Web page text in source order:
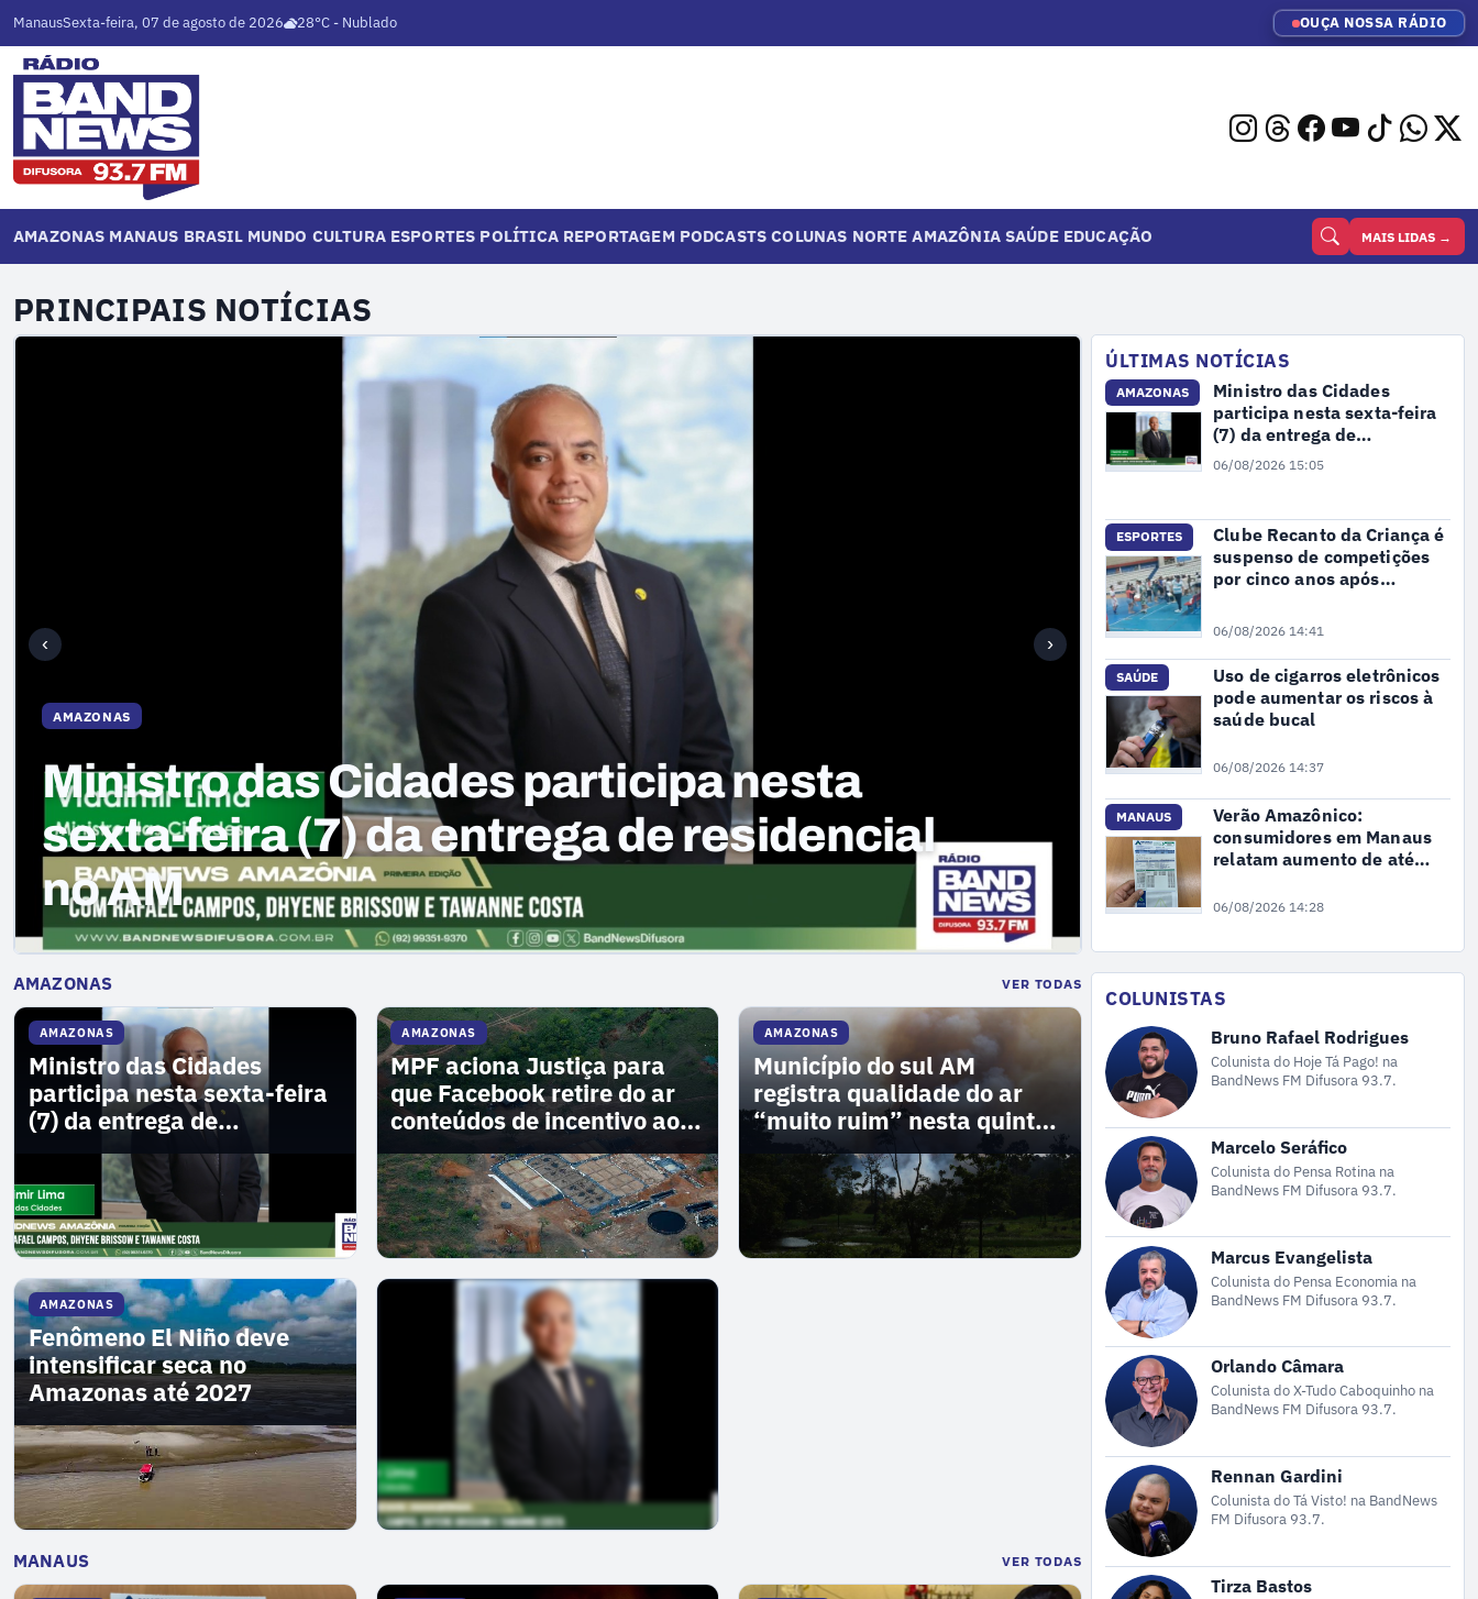
ManausSexta-feira, 07 de agosto de 2026 28°C - Nublado OUÇA NOSSA RÁDIO
AMAZONAS MANAUS BRASIL MUNDO CULTURA ESPORTES POLÍTICA REPORTAGEM PODCASTS COLUNAS NORTE AMAZÔNIA SAÚDE EDUCAÇÃO MAIS LIDAS →
PRINCIPAIS NOTÍCIAS
ESPORTES
Clube Recanto da Criança é suspenso de
competições por cinco anos após
confusão em jogo
‹ ›
ÚLTIMAS NOTÍCIAS
AMAZONAS
Ministro das Cidades
participa nesta sexta-feira
(7) da entrega de
residencial no AM
06/08/2026 15:05
ESPORTES
Clube Recanto da Criança é
suspenso de competições
por cinco anos após
06/08/2026 14:41
SAÚDE
Uso de cigarros eletrônicos
pode aumentar os riscos à
saúde bucal
06/08/2026 14:37
MANAUS
Verão Amazônico:
consumidores em Manaus
relatam aumento de até
06/08/2026 14:28
COLUNISTAS
Bruno Rafael Rodrigues
Colunista do Hoje Tá Pago! na
BandNews FM Difusora 93.7.
Marcelo Seráfico
Colunista do Pensa Rotina na
BandNews FM Difusora 93.7.
Marcus Evangelista
Colunista do Pensa Economia na
BandNews FM Difusora 93.7.
Orlando Câmara
Colunista do X-Tudo Caboquinho na
BandNews FM Difusora 93.7.
Rennan Gardini
Colunista do Tá Visto! na BandNews
FM Difusora 93.7.
Tirza Bastos
AMAZONAS VER TODAS
AMAZONAS
Ministro das Cidades
participa nesta sexta-feira
(7) da entrega de
residencial no AM
AMAZONAS
MPF aciona Justiça para
que Facebook retire do ar
conteúdos de incentivo ao
garimpo
AMAZONAS
Município do sul AM
registra qualidade do ar
“muito ruim” nesta quinta-
feira (6)
AMAZONAS
Fenômeno El Niño deve
intensificar seca no
Amazonas até 2027
MANAUS VER TODAS